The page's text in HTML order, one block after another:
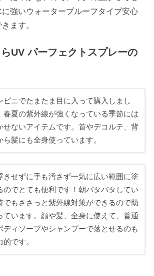
強いウォータープルーフタイプ安心
ます。
UV パーフェクトスプレーの
ビニでたまたま目に入って購入しまし
春夏の紫外線が強くなっている季節には
せないアイテムです。首やデコルテ、背
ら髪にも全身使っています。
きせずに手も汚さず一気に広い範囲に塗
のでとても便利です！朝バタバタしてい
でもささっと紫外線対策ができるので助
ています。顔や髪、全身に使えて、普通
ディソープやシャンプーで落とせるのも
的です。